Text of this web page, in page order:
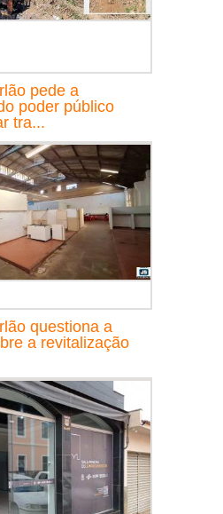
pede a
poder público
tra...
questiona a
a revitalização